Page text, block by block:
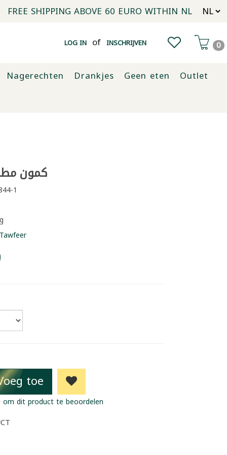
FREE SHIPPING ABOVE 60 EURO WITHIN NL
LOG IN of INSCHRIJVEN 0
Nagerechten Drankjes Geen eten
Outlet
كمون
1
Tawfeer
toe
om dit product te beoordelen